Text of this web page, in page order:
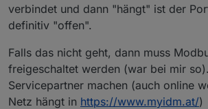
verbindet und dann "hängt" ist der
definitiv "offen".
Falls das nicht geht, dann muss
freigeschaltet werden (war bei mir
Servicepartner machen (auch online
Netz hängt in https://www.myidm.at/)